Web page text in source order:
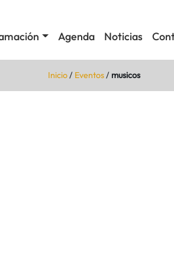
Agenda Noticias
Inicio/ Eventos/ musicos